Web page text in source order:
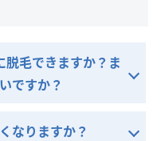
毛できますか？ま
ですか？
なりますか？